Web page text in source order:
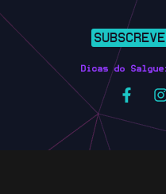
Dicas do